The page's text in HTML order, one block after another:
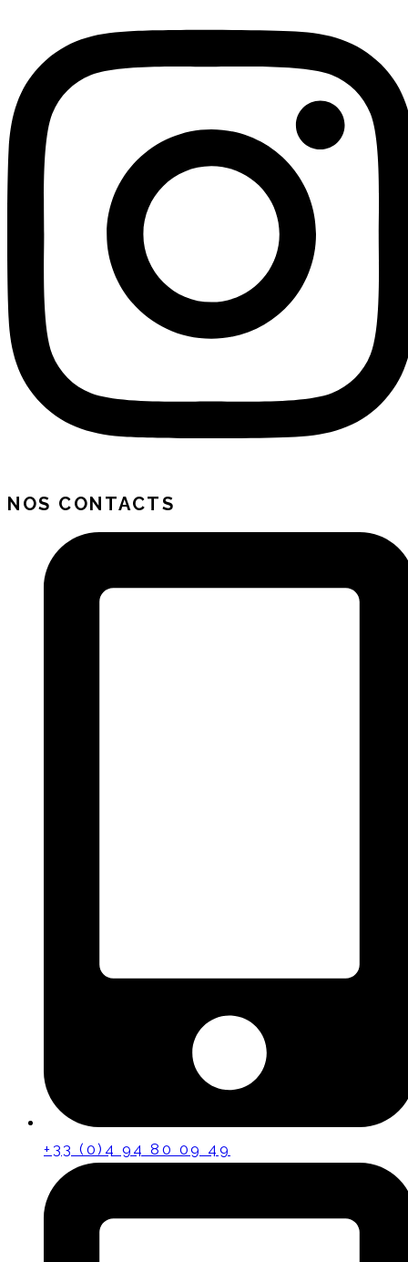
NOS CONTACTS
+33 (0)4 94 80 09 49